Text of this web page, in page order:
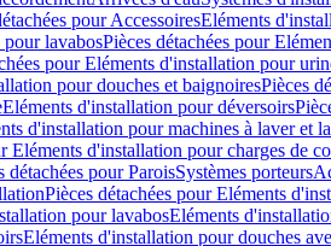
pour AccessoiresEléments
lavabosPièces détachées pour
pour Eléments d'installation pour
pour douches et baignoiresPièces
Eléments d'installation pour déversoirs
d'installation pour machines à laver et
Eléments d'installation pour charges de
détachées pour ParoisSystèmes porteurs
Pièces détachées pour Eléments
pour lavabosEléments
Eléments d'installation pour douches